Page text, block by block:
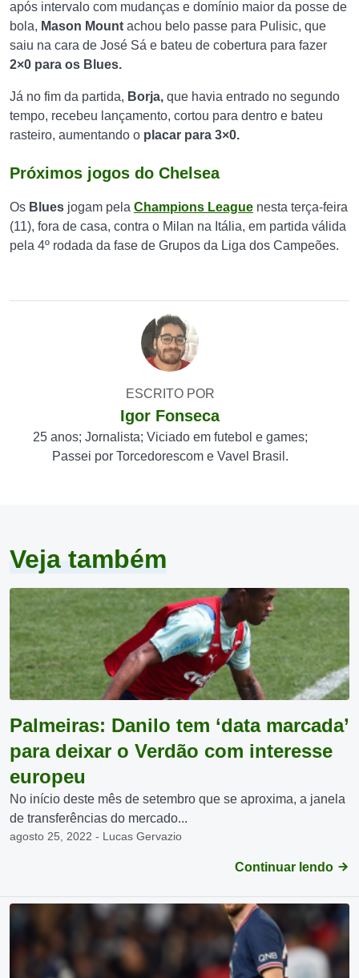
após intervalo com mudanças e domínio maior da posse de
bola, Mason Mount achou belo passe para Pulisic, que
saiu na cara de José Sá e bateu de cobertura para fazer
2×0 para os Blues.
Já no fim da partida, Borja, que havia entrado no segundo
tempo, recebeu lançamento, cortou para dentro e bateu
rasteiro, aumentando o placar para 3×0.
Próximos jogos do Chelsea
Os Blues jogam pela Champions League nesta terça-feira
(11), fora de casa, contra o Milan na Itália, em partida válida
pela 4º rodada da fase de Grupos da Liga dos Campeões.
ESCRITO POR
Igor Fonseca
25 anos; Jornalista; Viciado em futebol e games;
Passei por Torcedorescom e Vavel Brasil.
Veja também
Palmeiras: Danilo tem ‘data marcada’
para deixar o Verdão com interesse
europeu
No início deste mês de setembro que se aproxima, a janela
de transferências do mercado...
agosto 25, 2022 - Lucas Gervazio
Continuar lendo